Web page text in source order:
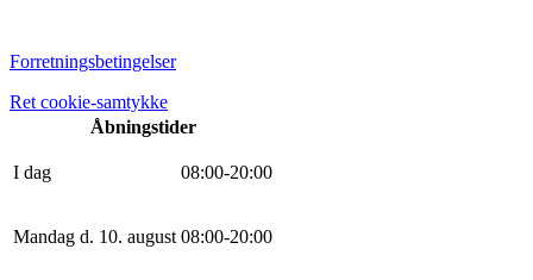
Forretningsbetingelser
Ret cookie-samtykke
Åbningstider
I dag 08:00-20:00
Mandag d. 10. august 08:00-20:00